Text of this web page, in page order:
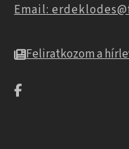
Email:
Feliratkozom a